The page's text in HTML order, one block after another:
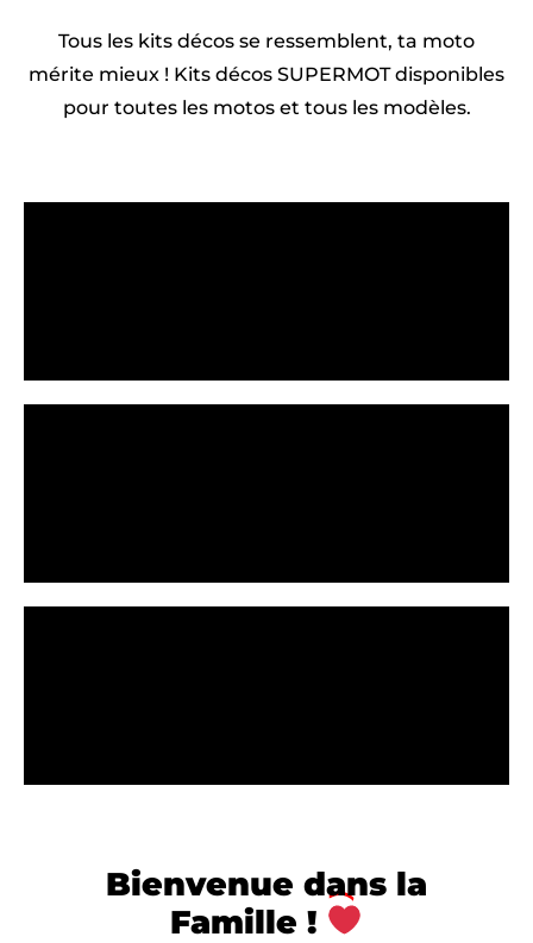
Tous les kits décos se ressemblent, ta moto
mérite mieux ! Kits décos SUPERMOT disponibles
pour toutes les motos et tous les modèles.
Bienvenue dans la
Famille !